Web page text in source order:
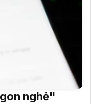
nghẻ"